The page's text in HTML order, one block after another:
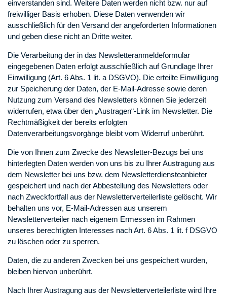
einverstanden sind. Weitere Daten werden nicht bzw. nur auf
freiwilliger Basis erhoben. Diese Daten verwenden wir
ausschließlich für den Versand der angeforderten Informationen
und geben diese nicht an Dritte weiter.
Die Verarbeitung der in das Newsletteranmeldeformular
eingegebenen Daten erfolgt ausschließlich auf Grundlage Ihrer
Einwilligung (Art. 6 Abs. 1 lit. a DSGVO). Die erteilte Einwilligung
zur Speicherung der Daten, der E-Mail-Adresse sowie deren
Nutzung zum Versand des Newsletters können Sie jederzeit
widerrufen, etwa über den „Austragen“-Link im Newsletter. Die
Rechtmäßigkeit der bereits erfolgten
Datenverarbeitungsvorgänge bleibt vom Widerruf unberührt.
Die von Ihnen zum Zwecke des Newsletter-Bezugs bei uns
hinterlegten Daten werden von uns bis zu Ihrer Austragung aus
dem Newsletter bei uns bzw. dem Newsletterdiensteanbieter
gespeichert und nach der Abbestellung des Newsletters oder
nach Zweckfortfall aus der Newsletterverteilerliste gelöscht. Wir
behalten uns vor, E-Mail-Adressen aus unserem
Newsletterverteiler nach eigenem Ermessen im Rahmen
unseres berechtigten Interesses nach Art. 6 Abs. 1 lit. f DSGVO
zu löschen oder zu sperren.
Daten, die zu anderen Zwecken bei uns gespeichert wurden,
bleiben hiervon unberührt.
Nach Ihrer Austragung aus der Newsletterverteilerliste wird Ihre